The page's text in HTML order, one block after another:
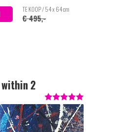
TE KOOP / 54 x 64 cm
€ 495,-
within 2